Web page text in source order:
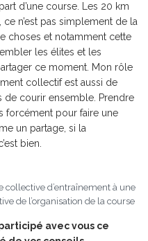
d’une course. Les 20 km
n’est pas simplement de la
choses et notamment cette
les élites et les
ce moment. Mon rôle
collectif est aussi de
de courir ensemble. Prendre
forcément pour faire une
un partage, si la
bien.
collective d’entraînement à une
de l’organisation de la course
avec vous ce